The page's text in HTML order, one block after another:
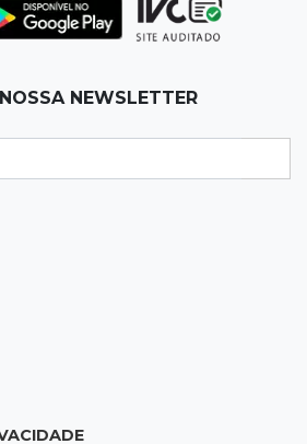
Bragantino por 2 a 0 e sobe
no Amazonas
NEWSLETTER